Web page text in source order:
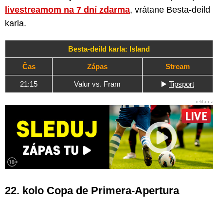
livestreamom na 7 dní zdarma, vrátane Besta-deild
karla.
Besta-deild karla: Island
Čas Zápas Stream
21:15 Valur vs. Fram ▶️ Tipsport
22. kolo Copa de Primera-Apertura